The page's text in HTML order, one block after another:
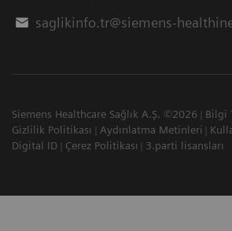
saglikinfo.tr@siemens-
Siemens Healthcare Sağlık A.Ş. ©2026
Bilgi
Gizlilik Politikası
Aydınlatma Metinleri
Digital ID
Çerez Politikası 3.parti lisansları